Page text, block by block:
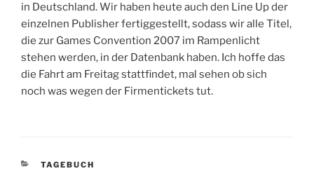
in Deutschland. Wir haben heute auch den Line Up der
einzelnen Publisher fertiggestellt, sodass wir alle Titel,
die zur Games Convention 2007 im Rampenlicht
stehen werden, in der Datenbank haben. Ich hoffe das
die Fahrt am Freitag stattfindet, mal sehen ob sich
noch was wegen der Firmentickets tut.
KATEGORIEN
TAGEBUCH